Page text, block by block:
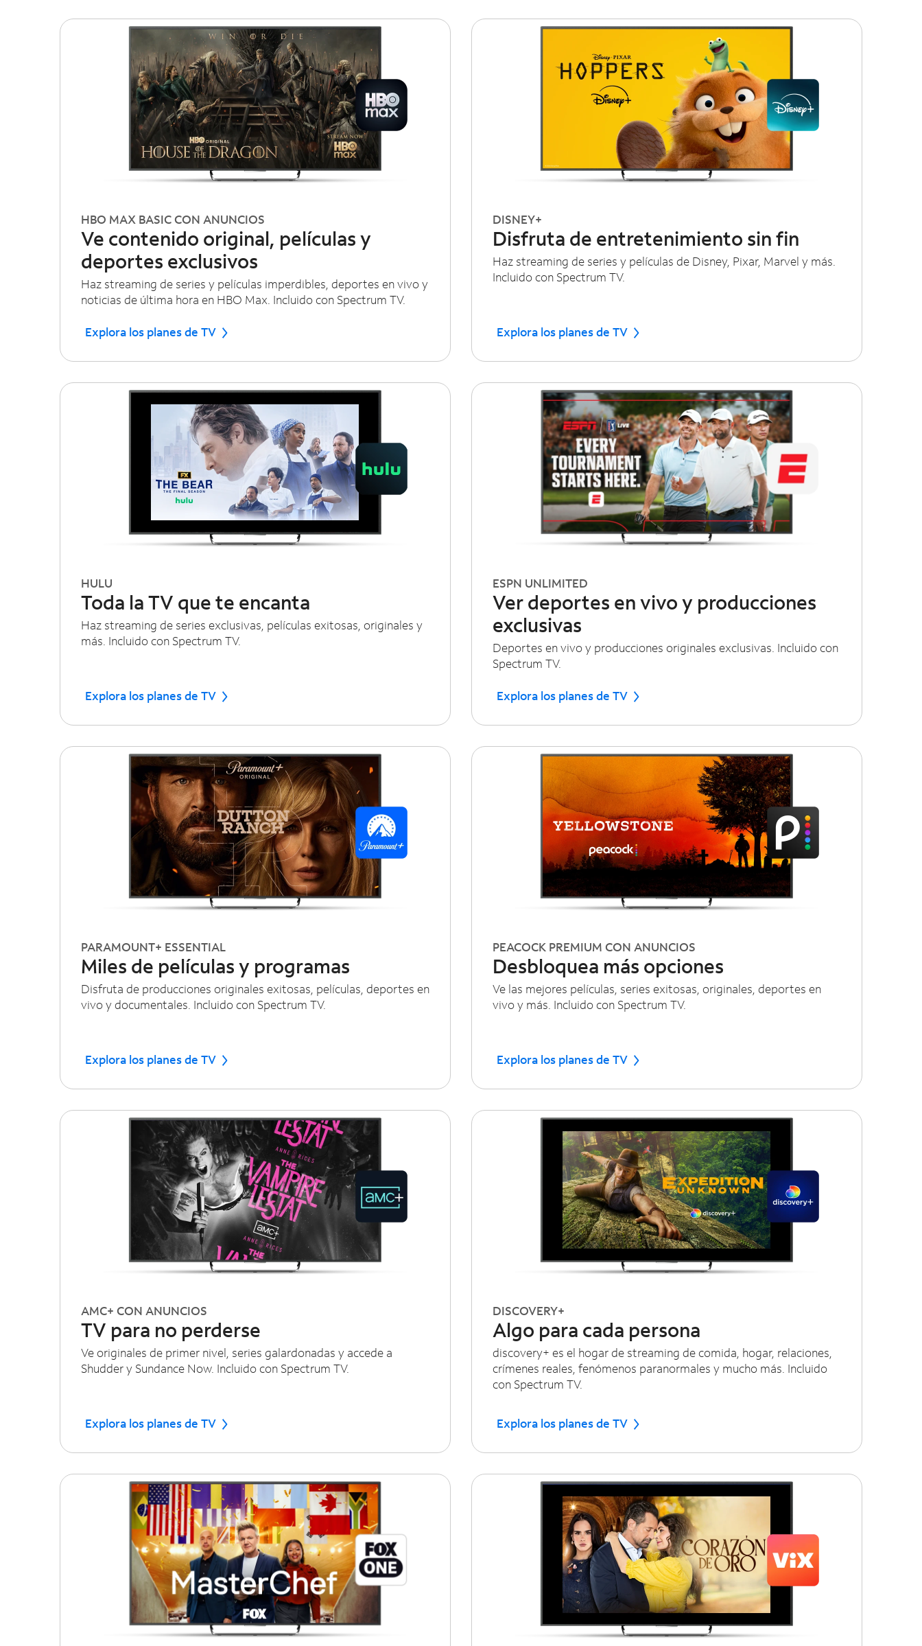
HBO MAX BASIC CON ANUNCIOS
Ve contenido original, películas y
deportes exclusivos
Haz streaming de series y películas imperdibles, deportes en vivo y
noticias de última hora en HBO Max. Incluido con Spectrum TV.
Explora los planes de TV
DISNEY+
Disfruta de entretenimiento sin fin
Haz streaming de series y películas de Disney, Pixar, Marvel y más.
Incluido con Spectrum TV.
Explora los planes de TV
HULU
Toda la TV que te encanta
Haz streaming de series exclusivas, películas exitosas, originales y
más. Incluido con Spectrum TV.
Explora los planes de TV
ESPN UNLIMITED
Ver deportes en vivo y producciones
exclusivas
Deportes en vivo y producciones originales exclusivas. Incluido con
Spectrum TV.
Explora los planes de TV
PARAMOUNT+ ESSENTIAL
Miles de películas y programas
Disfruta de producciones originales exitosas, películas, deportes en
vivo y documentales. Incluido con Spectrum TV.
Explora los planes de TV
PEACOCK PREMIUM CON ANUNCIOS
Desbloquea más opciones
Ve las mejores películas, series exitosas, originales, deportes en
vivo y más. Incluido con Spectrum TV.
Explora los planes de TV
AMC+ CON ANUNCIOS
TV para no perderse
Ve originales de primer nivel, series galardonadas y accede a
Shudder y Sundance Now. Incluido con Spectrum TV.
Explora los planes de TV
DISCOVERY+
Algo para cada persona
discovery+ es el hogar de streaming de comida, hogar, relaciones,
crímenes reales, fenómenos paranormales y mucho más. Incluido
con Spectrum TV.
Explora los planes de TV